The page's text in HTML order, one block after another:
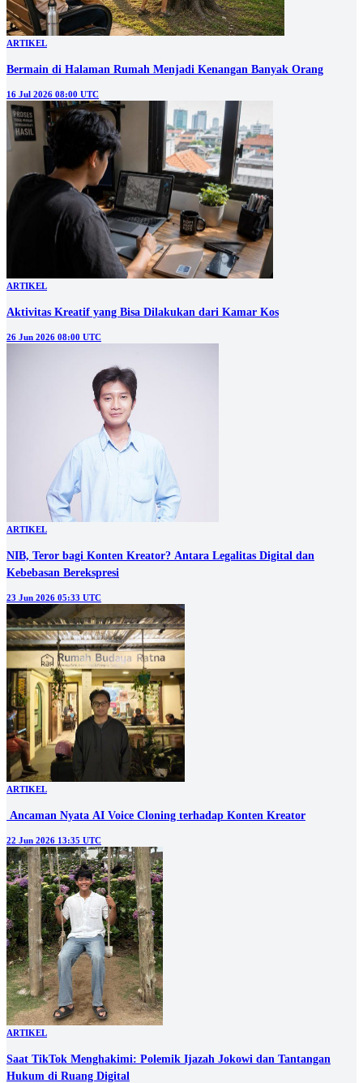
ARTIKEL
Bermain di Halaman Rumah Menjadi Kenangan Banyak Orang
16 Jul 2026 08:00 UTC
ARTIKEL
Aktivitas Kreatif yang Bisa Dilakukan dari Kamar Kos
26 Jun 2026 08:00 UTC
ARTIKEL
NIB, Teror bagi Konten Kreator? Antara Legalitas Digital dan
Kebebasan Berekspresi
23 Jun 2026 05:33 UTC
ARTIKEL
‎ Ancaman Nyata AI Voice Cloning terhadap Konten Kreator
22 Jun 2026 13:35 UTC
ARTIKEL
Saat TikTok Menghakimi: Polemik Ijazah Jokowi dan Tantangan
Hukum di Ruang Digital